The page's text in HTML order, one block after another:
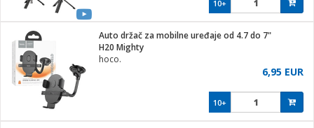
10+
Auto držač za mobilne uređaje od 4.7 do 7"
H20 Mighty
hoco.
6,95 EUR
10+